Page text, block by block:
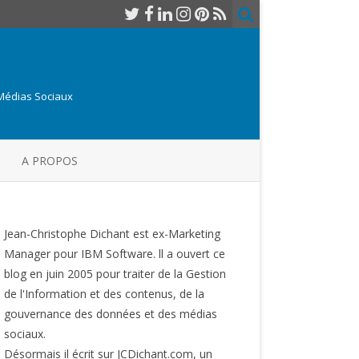
Sociaux
A PROPOS
Jean-Christophe Dichant est ex-Marketing
Manager pour IBM Software. ll a ouvert ce
blog en juin 2005 pour traiter de la Gestion
de l'Information et des contenus, de la
gouvernance des données et des médias
sociaux.
Désormais il écrit sur JCDichant.com, un